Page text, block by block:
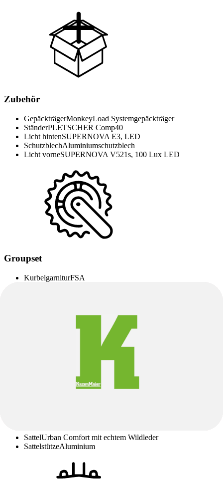
Zubehör
GepäckträgerMonkeyLoad Systemgepäckträger
StänderPLETSCHER Comp40
Licht hintenSUPERNOVA E3, LED
SchutzblechAluminiumschutzblech
Licht vorneSUPERNOVA V521s, 100 Lux LED
Groupset
KurbelgarniturFSA
GATES ® CDX 28T
SattelUrban Comfort mit echtem Wildleder
SattelstützeAluminium